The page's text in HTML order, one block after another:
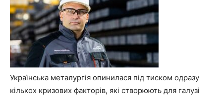
Українська металургія опинилася під тиском одразу
кількох кризових факторів, які створюють для галузі